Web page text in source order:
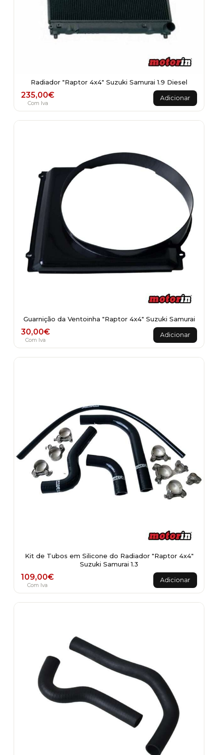
Radiador "Raptor 4x4" Suzuki Samurai 1.9 Diesel
235,00€
Com Iva
Adicionar
Guarnição da Ventoinha "Raptor 4x4" Suzuki Samurai
30,00€
Com Iva
Adicionar
Kit de Tubos em Silicone do Radiador "Raptor 4x4"
Suzuki Samurai 1.3
109,00€
Com Iva
Adicionar